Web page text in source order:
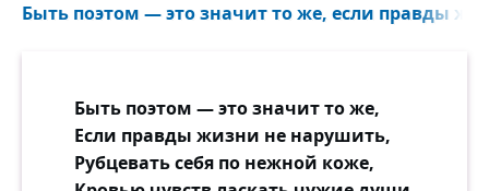
Быть поэтом — это значит то же, если правды
Быть поэтом — это значит то же,
Если правды жизни не нарушить,
Рубцевать себя по нежной коже,